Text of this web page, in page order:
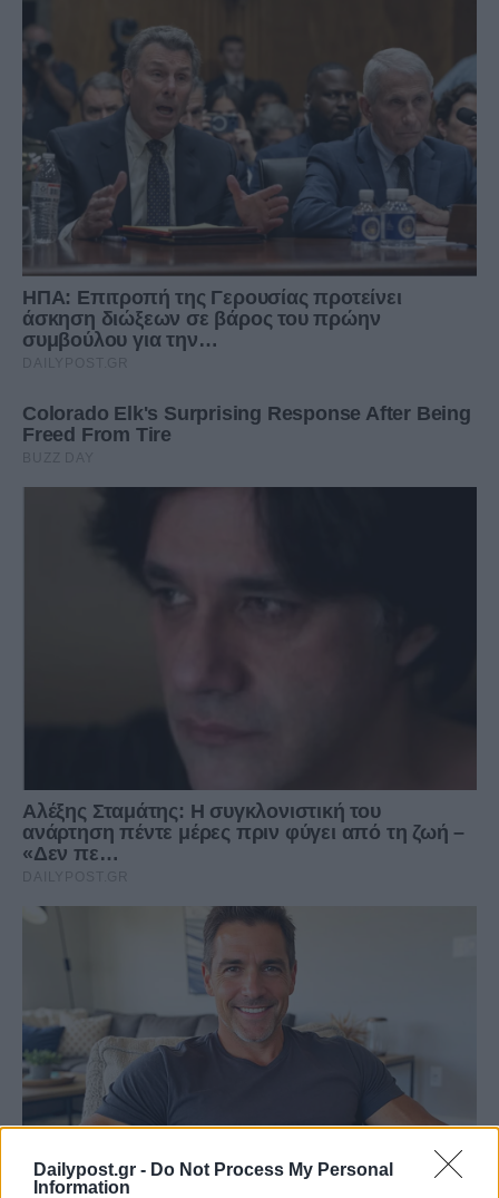
Dailypost.gr - Do Not Process My Personal
Information